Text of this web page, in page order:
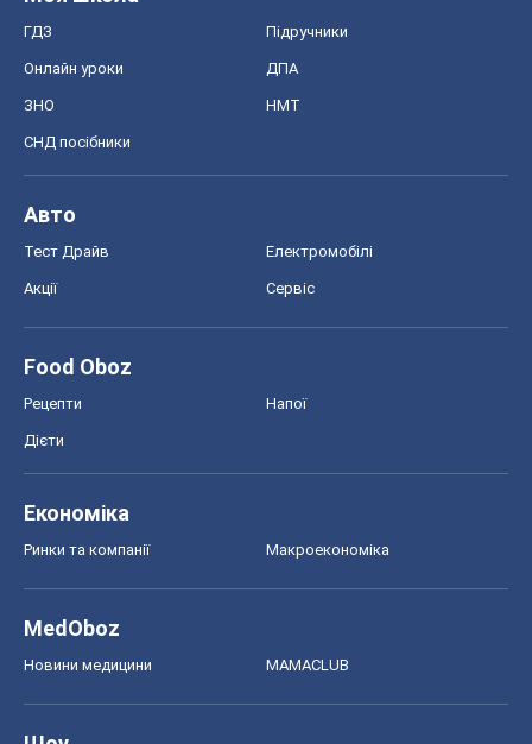
ГДЗ Підручники
Онлайн уроки ДПА
ЗНО НМТ
СНД посібники
Авто
Тест Драйв Електромобілі
Акції Сервіс
Food Oboz
Рецепти Напої
Дієти
Економіка
Ринки та компанії Макроекономіка
MedOboz
Новини медицини MAMACLUB